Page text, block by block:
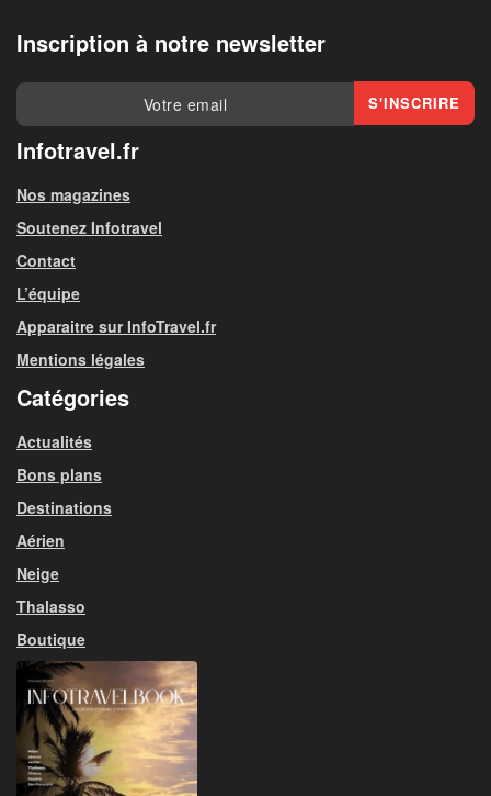
Inscription à notre newsletter
Infotravel.fr
Nos magazines
Soutenez Infotravel
Contact
L’équipe
Apparaitre sur InfoTravel.fr
Mentions légales
Catégories
Actualités
Bons plans
Destinations
Aérien
Neige
Thalasso
Boutique